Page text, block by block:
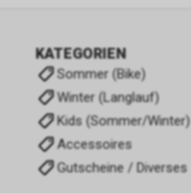
KATEGORIEN
Sommer (Bike)
Winter (Langlauf)
Kids (Sommer/Winter)
Accessoires
Gutscheine / Diverses